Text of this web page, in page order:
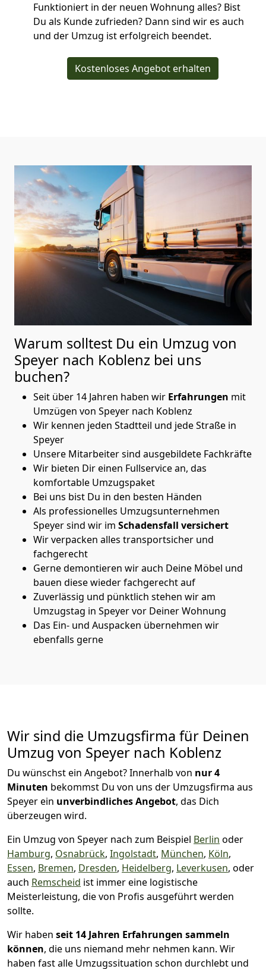
Funktioniert in der neuen Wohnung alles? Bist
Du als Kunde zufrieden? Dann sind wir es auch
und der Umzug ist erfolgreich beendet.
Kostenloses Angebot erhalten
Warum solltest Du ein Umzug von
Speyer nach Koblenz bei uns
buchen?
Seit über 14 Jahren haben wir Erfahrungen mit
Umzügen von Speyer nach Koblenz
Wir kennen jeden Stadtteil und jede Straße in
Speyer
Unsere Mitarbeiter sind ausgebildete Fachkräfte
Wir bieten Dir einen Fullservice an, das
komfortable Umzugspaket
Bei uns bist Du in den besten Händen
Als professionelles Umzugsunternehmen
Speyer sind wir im Schadensfall versichert
Wir verpacken alles transportsicher und
fachgerecht
Gerne demontieren wir auch Deine Möbel und
bauen diese wieder fachgerecht auf
Zuverlässig und pünktlich stehen wir am
Umzugstag in Speyer vor Deiner Wohnung
Das Ein- und Auspacken übernehmen wir
ebenfalls gerne
Wir sind die Umzugsfirma für Deinen
Umzug von Speyer nach Koblenz
Du wünschst ein Angebot? Innerhalb von nur 4
Minuten bekommst Du von uns der Umzugsfirma aus
Speyer ein unverbindliches Angebot, das Dich
überzeugen wird.
Ein Umzug von Speyer nach zum Beispiel Berlin oder
Hamburg, Osnabrück, Ingolstadt, München, Köln,
Essen, Bremen, Dresden, Heidelberg, Leverkusen, oder
auch Remscheid ist immer eine logistische
Meisterleistung, die von Profis ausgeführt werden
sollte.
Wir haben seit 14 Jahren Erfahrungen sammeln
können, die uns niemand mehr nehmen kann. Wir
haben fast alle Umzugssituation schon durchlebt und